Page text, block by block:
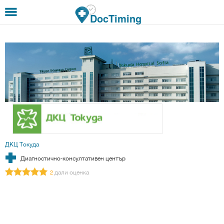
Премини към основното съдържание
DocTiming
ДКЦ Токуда
Диагностично-консултативен център
2дали оценка